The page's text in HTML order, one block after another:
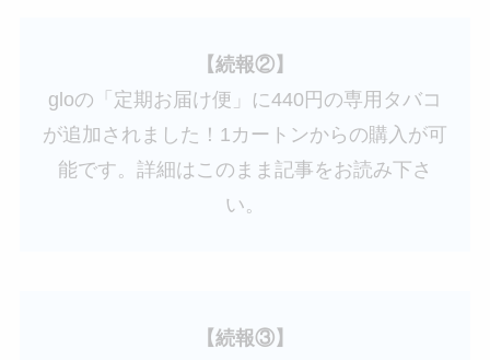
【続報②】
gloの「定期お届け便」に440円の専用タバコ
が追加されました！1カートンからの購入が可
能です。詳細はこのまま記事をお読み下さ
い。
【続報③】